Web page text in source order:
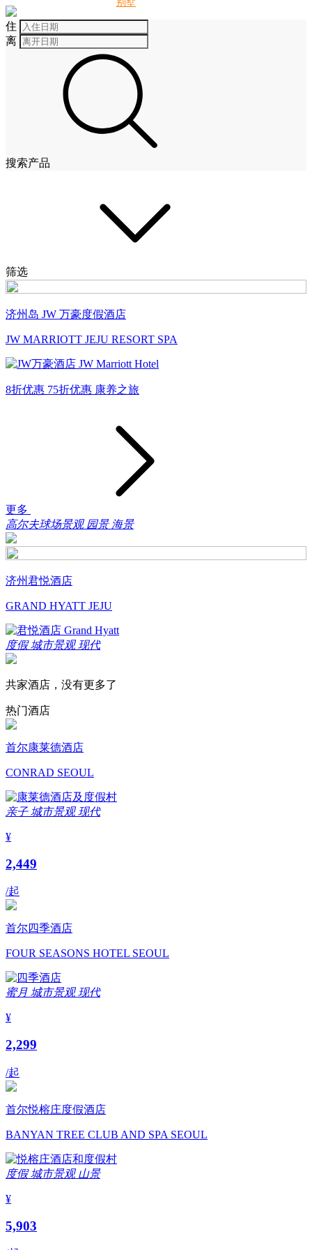
住
离
搜索产品
筛选
济州岛 JW 万豪度假酒店
JW MARRIOTT JEJU RESORT SPA
8折优惠 75折优惠 康养之旅
更多
高尔夫球场景观 园景 海景
济州君悦酒店
GRAND HYATT JEJU
度假 城市景观 现代
共家酒店，没有更多了
热门酒店
首尔康莱德酒店
CONRAD SEOUL
亲子 城市景观 现代
¥
2,449
/起
首尔四季酒店
FOUR SEASONS HOTEL SEOUL
蜜月 城市景观 现代
¥
2,299
/起
首尔悦榕庄度假酒店
BANYAN TREE CLUB AND SPA SEOUL
度假 城市景观 山景
¥
5,903